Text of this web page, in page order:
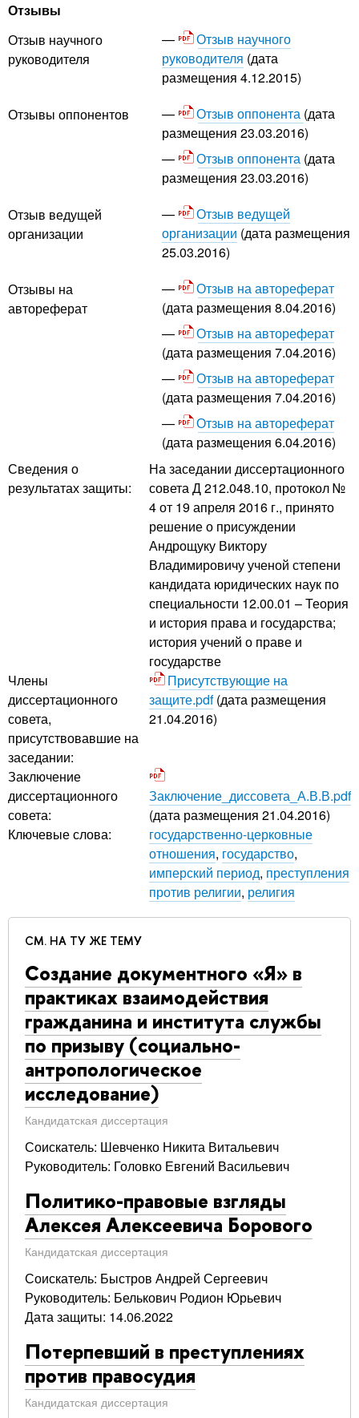
Отзывы
Отзыв научного
руководителя
Отзыв научного
руководителя (дата
размещения 4.12.2015)
Отзывы оппонентов
Отзыв оппонента (дата
размещения 23.03.2016)
Отзыв оппонента (дата
размещения 23.03.2016)
Отзыв ведущей
организации
Отзыв ведущей
организации (дата размещения
25.03.2016)
Отзывы на
автореферат
Отзыв на автореферат
(дата размещения 8.04.2016)
Отзыв на автореферат
(дата размещения 7.04.2016)
Отзыв на автореферат
(дата размещения 7.04.2016)
Отзыв на автореферат
(дата размещения 6.04.2016)
Сведения о
результатах защиты:
На заседании диссертационного
совета Д 212.048.10, протокол №
4 от 19 апреля 2016 г., принято
решение о присуждении
Андрощуку Виктору
Владимировичу ученой степени
кандидата юридических наук по
специальности 12.00.01 – Теория
и история права и государства;
история учений о праве и
государстве
Члены
диссертационного
совета,
присутствовавшие на
заседании:
Присутствующие на
защите.pdf(дата размещения
21.04.2016)
Заключение
диссертационного
совета:
Заключение_диссовета_А.В.В.pdf
(дата размещения 21.04.2016)
Ключевые слова:
государственно-церковные
отношения, государство,
имперский период, преступления
против религии, религия
СМ. НА ТУ ЖЕ ТЕМУ
Создание документного «Я» в
практиках взаимодействия
гражданина и института службы
по призыву (социально-
антропологическое
исследование)
Кандидатская диссертация
Соискатель: Шевченко Никита Витальевич
Руководитель: Головко Евгений Васильевич
Политико-правовые взгляды
Алексея Алексеевича Борового
Кандидатская диссертация
Соискатель: Быстров Андрей Сергеевич
Руководитель: Белькович Родион Юрьевич
Дата защиты: 14.06.2022
Потерпевший в преступлениях
против правосудия
Кандидатская диссертация